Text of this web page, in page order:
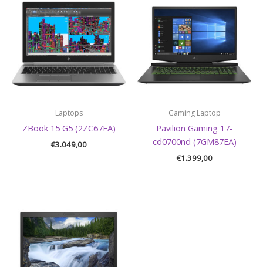
Laptops
ZBook 15 G5 (2ZC67EA)
€3.049,00
Gaming Laptop
Pavilion Gaming 17-
cd0700nd (7GM87EA)
€1.399,00